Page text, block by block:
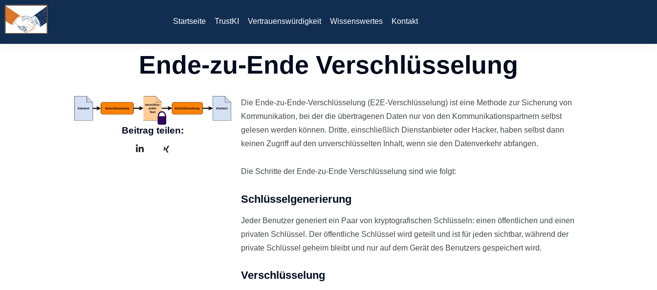
Startseite TrustKI Vertrauenswürdigkeit Wissenswertes Kontakt
Ende-zu-Ende Verschlüsselung
Beitrag teilen:
Die Ende-zu-Ende-Verschlüsselung (E2E-Verschlüsselung) ist eine Methode zur Sicherung von
Kommunikation, bei der die übertragenen Daten nur von den Kommunikationspartnern selbst
gelesen werden können. Dritte, einschließlich Dienstanbieter oder Hacker, haben selbst dann
keinen Zugriff auf den unverschlüsselten Inhalt, wenn sie den Datenverkehr abfangen.
Die Schritte der Ende-zu-Ende Verschlüsselung sind wie folgt:
Schlüsselgenerierung
Jeder Benutzer generiert ein Paar von kryptografischen Schlüsseln: einen öffentlichen und einen
privaten Schlüssel. Der öffentliche Schlüssel wird geteilt und ist für jeden sichtbar, während der
private Schlüssel geheim bleibt und nur auf dem Gerät des Benutzers gespeichert wird.
Verschlüsselung